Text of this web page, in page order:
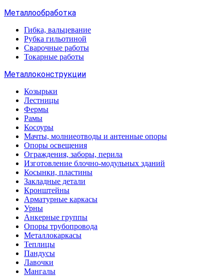
Металлообработка
Гибка, вальцевание
Рубка гильотиной
Сварочные работы
Токарные работы
Металлоконструкции
Козырьки
Лестницы
Фермы
Рамы
Косоуры
Мачты, молниеотводы и антенные опоры
Опоры освещения
Ограждения, заборы, перила
Изготовление блочно-модульных зданий
Косынки, пластины
Закладные детали
Кронштейны
Арматурные каркасы
Урны
Анкерные группы
Опоры трубопровода
Металлокаркасы
Теплицы
Пандусы
Лавочки
Мангалы